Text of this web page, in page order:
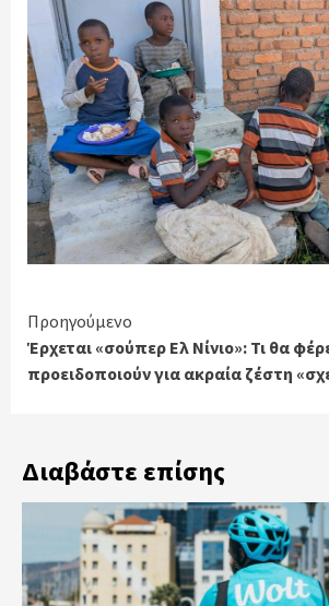
Continue
Reading
Προηγούμενο
Έρχεται «σούπερ Ελ Νίνιο»: Τι θα
προειδοποιούν για ακραία ζέστη
Διαβάστε επίσης